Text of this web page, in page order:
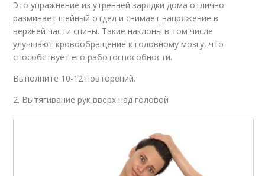
Тренировки при
снижении
Тренировки для
успешного похудения
Тренировки перед
тем
Это упражнение из утренней зарядки дома отлично
разминает шейный отдел и снимает напряжение в
верхней части спины. Такие наклоны в том числе
улучшают кровообращение к головному мозгу, что
способствует его работоспособности.
Выполните 10-12 повторений.
2. Вытягивание рук вверх над головой